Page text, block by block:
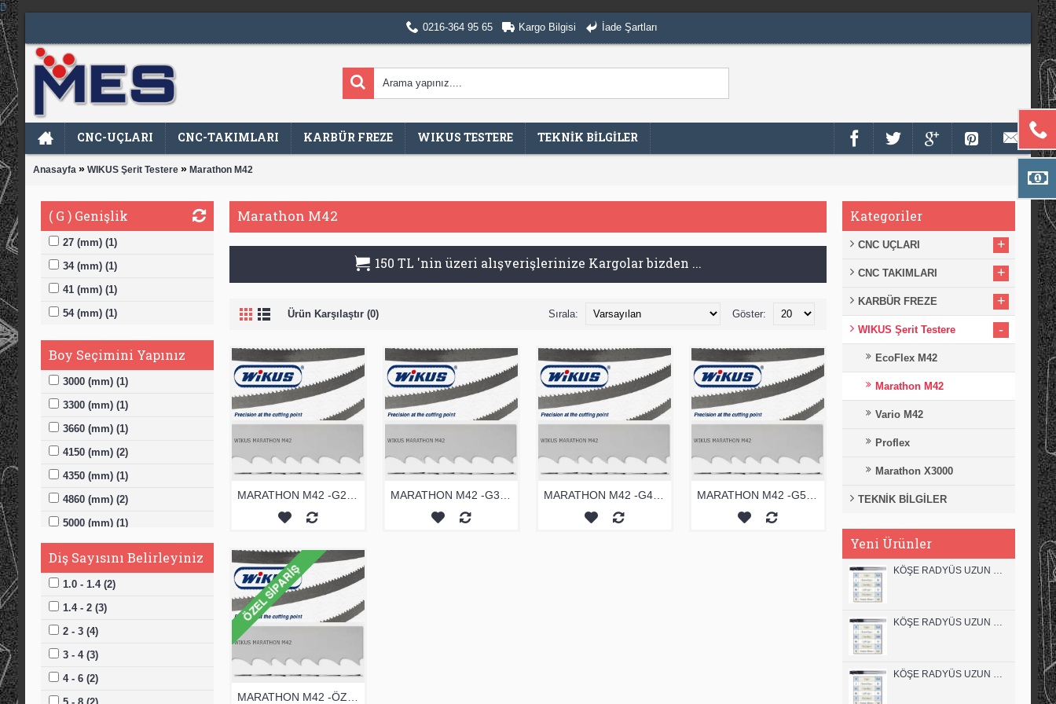
0216-364 95 65 Kargo Bilgisi İade Şartları
CNC-UÇLARI CNC-TAKIMLARI KARBÜR FREZE WIKUS TESTERE TEKNİK BİLGİLER
Anasayfa » WIKUS Şerit Testere » Marathon M42
( G ) Genişlik
27 (mm) (1)
34 (mm) (1)
41 (mm) (1)
54 (mm) (1)
Boy Seçimini Yapınız
3000 (mm) (1)
3300 (mm) (1)
3660 (mm) (1)
4150 (mm) (2)
4350 (mm) (1)
4860 (mm) (2)
5000 (mm) (1)
5150 (mm) (2)
5450 (mm) (1)
5500 (mm) (1)
5550 (mm) (1)
6000 (mm) (1)
6100 (mm) (1)
6850 (mm) (1)
Diş Sayısını Belirleyiniz
1.0 - 1.4 (2)
1.4 - 2 (3)
2 - 3 (4)
3 - 4 (3)
4 - 6 (2)
Kategoriler
CNC UÇLARI +
CNC TAKIMLARI +
KARBÜR FREZE +
WIKUS Şerit Testere -
EcoFlex M42
Marathon M42
Vario M42
Proflex
Marathon X3000
TEKNİK BİLGİLER
Yeni Ürünler
Marathon M42
150 TL 'nin üzeri alışverişlerinize Kargolar bizden ...
Ürün Karşılaştır (0) Göster:
Sırala: